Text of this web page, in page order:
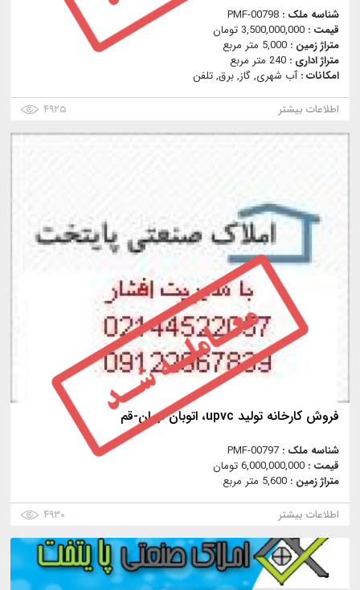
شناسه ملک : PMF-00798
قیمت : 3,500,000,000 تومان
متراژ زمین : 5,000 متر مربع
متراژ اداری : 240 متر مربع
امکانات :آب شهری, گاز, برق, تلفن
اطلاعات بیشتر
۴۹۲۵
فروش كارخانه توليد upvc، اتوبان تهران-قم
شناسه ملک : PMF-00797
قیمت : 6,000,000,000 تومان
متراژ زمین : 5,600 متر مربع
اطلاعات بیشتر
۴۹۳۰